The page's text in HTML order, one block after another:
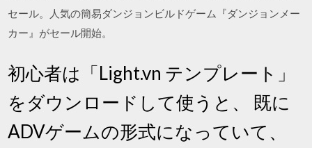
セール。人気の簡易ダンジョンビルドゲーム『ダンジョンメー
カー』がセール開始。
初心者は「Light.vn テンプレート」
をダウンロードして使うと、 既に
ADVゲームの形式になっていて、